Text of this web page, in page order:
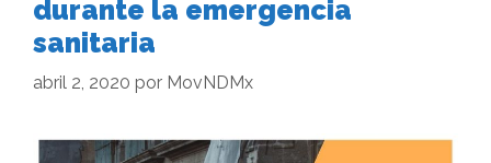
durante la emergencia
sanitaria
abril 2, 2020 por MovNDMx